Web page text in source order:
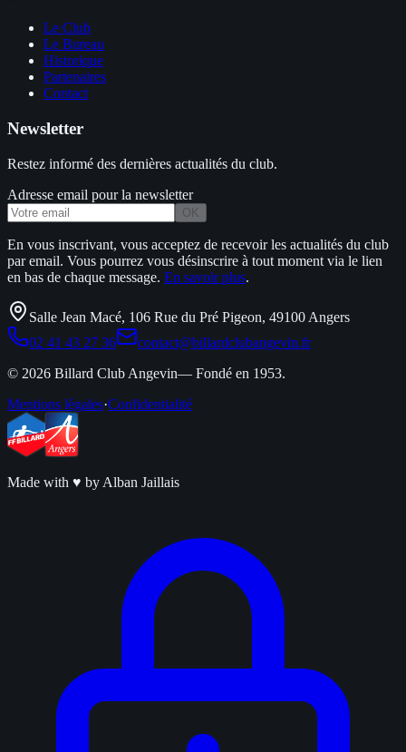
Le Club
Le Bureau
Historique
Partenaires
Contact
Newsletter
Restez informé des dernières actualités du club.
Adresse email pour la newsletter
OK
En vous inscrivant, vous acceptez de recevoir les actualités du club
par email. Vous pourrez vous désinscrire à tout moment via le lien
en bas de chaque message. En savoir plus.
Salle Jean Macé, 106 Rue du Pré Pigeon, 49100 Angers
02 41 43 27 36
contact@billardclubangevin.fr
© 2026 Billard Club Angevin— Fondé en 1953.
Mentions légales·Confidentialité
Made with ♥ by Alban Jaillais